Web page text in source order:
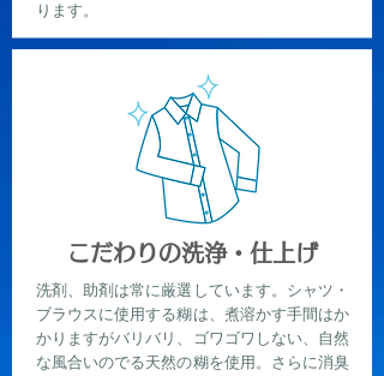
ります。
こだわりの洗浄・仕上げ
洗剤、助剤は常に厳選しています。シャツ・
ブラウスに使用する糊は、煮溶かす手間はか
かりますがバリバリ、ゴワゴワしない、自然
な風合いのでる天然の糊を使用。さらに消臭